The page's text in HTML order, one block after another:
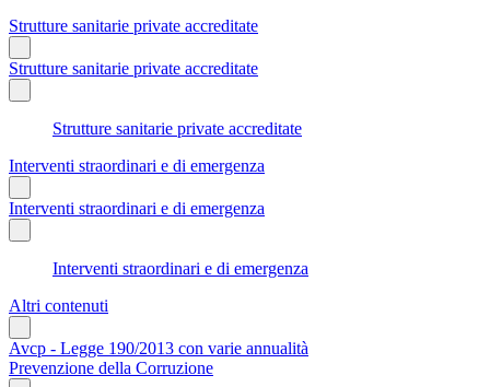
Strutture sanitarie private accreditate
Strutture sanitarie private accreditate
Strutture sanitarie private accreditate
Interventi straordinari e di emergenza
Interventi straordinari e di emergenza
Interventi straordinari e di emergenza
Altri contenuti
Avcp - Legge 190/2013 con varie annualità
Prevenzione della Corruzione